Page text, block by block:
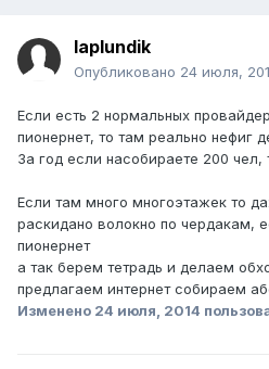
laplundik
Опубликовано 24 июля,
Если есть 2 нормальных
пионернет, то там реально нефиг
За год если насобираете 200
Если там много многоэтажек то
раскидано волокно по чердакам,
пионернет
а так берем тетрадь и делаем
предлагаем интернет собираем
Изменено 24 июля, 2014